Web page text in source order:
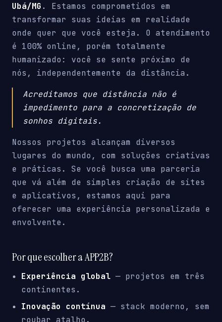
Ubá/MG . Estamos comprometidos em
transformar suas ideias em realidade
onde quer que você esteja. O atendimento
é 100% online, porém totalmente
humanizado: você se sente próximo de
nós, independentemente da distância.
Acreditamos que distância não é
impedimento para a concretização de
sonhos digitais.
Nossos projetos alcançam diversos
lugares do mundo, com soluções criativas
e práticas. Se você busca uma parceria
que vá além de simples criação de sites
e aplicativos, estamos aqui para
oferecer uma experiência personalizada e
envolvente.
Por que escolher a APP2B?
Experiência global — projetos em três
continentes.
Inovação contínua — stack moderno, sem
roubar atalho.